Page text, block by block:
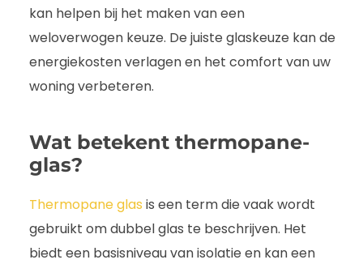
kan helpen bij het maken van een
weloverwogen keuze. De juiste glaskeuze kan de
energiekosten verlagen en het comfort van uw
woning verbeteren.
Wat betekent thermopane-
glas?
Thermopane glas is een term die vaak wordt
gebruikt om dubbel glas te beschrijven. Het
biedt een basisniveau van isolatie en kan een